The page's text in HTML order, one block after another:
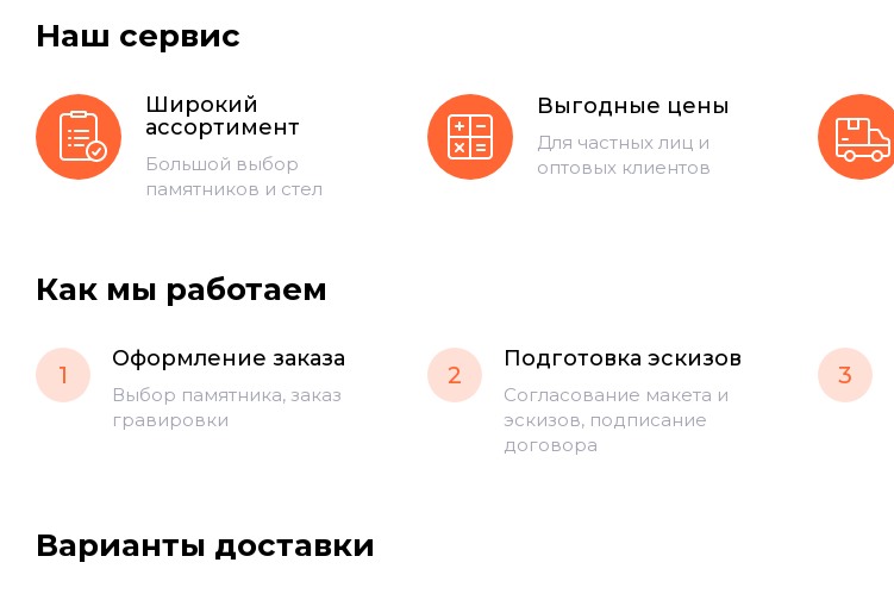
Наш сервис
Широкий
ассортимент
Большой выбор
памятников и стел
Выгодные цены
Для частных лиц и
оптовых клиентов
Как мы работаем
1
Оформление заказа
Выбор памятника, заказ
гравировки
2
Подготовка эскизов
Согласование макета и
эскизов, подписание
договора
3
Варианты доставки